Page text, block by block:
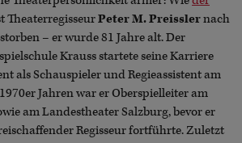
TheaterregisseurPeter M. Preisslernach
– er wurde 81 Jahre alt. Der
Krauss startete seine Karriere
als Schauspieler und Regieassistent am
Jahren war er Oberspielleiter am
am Landestheater Salzburg, bevor er
Regisseur fortführte. Zuletzt